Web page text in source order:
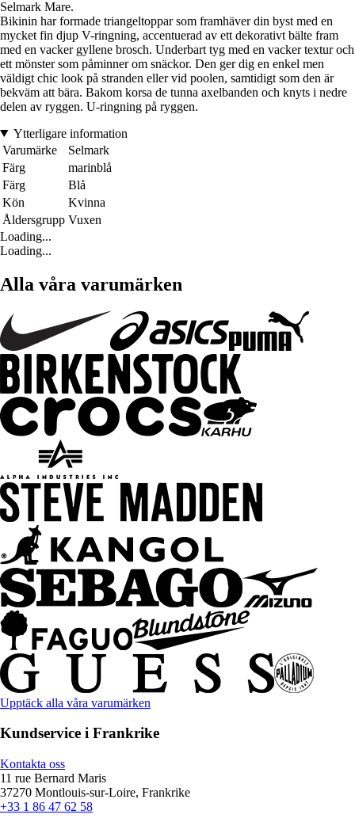
Selmark Mare.
Bikinin har formade triangeltoppar som framhäver din byst med en
mycket fin djup V-ringning, accentuerad av ett dekorativt bälte fram
med en vacker gyllene brosch. Underbart tyg med en vacker textur och
ett mönster som påminner om snäckor. Den ger dig en enkel men
väldigt chic look på stranden eller vid poolen, samtidigt som den är
bekväm att bära. Bakom korsa de tunna axelbanden och knyts i nedre
delen av ryggen. U-ringning på ryggen.
Ytterligare information
Varumärke
Selmark
Färg
marinblå
Färg
Blå
Kön
Kvinna
Åldersgrupp Vuxen
Loading...
Loading...
Alla våra varumärken
Upptäck alla våra varumärken
Kundservice i Frankrike
Kontakta oss
11 rue Bernard Maris
37270 Montlouis-sur-Loire, Frankrike
+33 1 86 47 62 58